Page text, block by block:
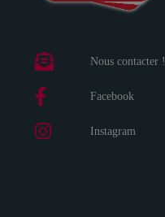
Nous contacter !
Facebook
Instagram